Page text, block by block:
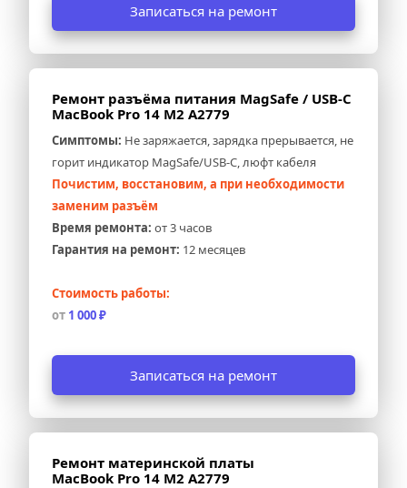
Записаться на ремонт
Ремонт разъёма питания MagSafe / USB-C
MacBook Pro 14 M2 A2779
Симптомы: Не заряжается, зарядка прерывается, не
горит индикатор MagSafe/USB-C, люфт кабеля
Почистим, восстановим, а при необходимости
заменим разъём
Время ремонта: от 3 часов
Гарантия на ремонт: 12 месяцев
Стоимость работы:
от 1 000 ₽
Записаться на ремонт
Ремонт материнской платы
MacBook Pro 14 M2 A2779